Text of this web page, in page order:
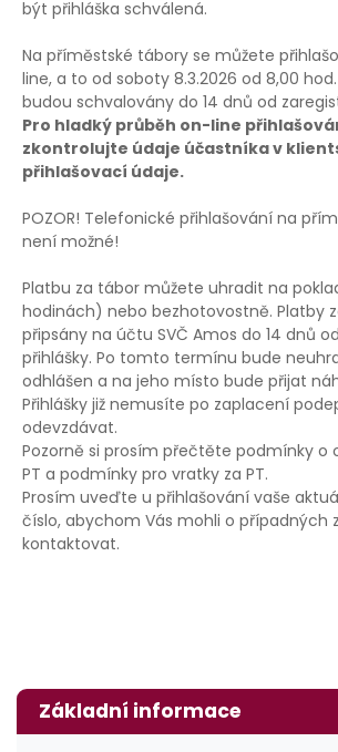
být přihláška schválená.
Na příměstské tábory se můžete
line, a to od soboty 8.3.2026 od 8,00
budou schvalovány do 14 dnů od
Pro hladký průběh on-line
zkontrolujte údaje účastníka v
přihlašovací údaje.
POZOR! Telefonické přihlašování na
není možné!
Platbu za tábor můžete uhradit na
hodinách) nebo bezhotovostně. Platby
připsány na účtu SVČ Amos do 14 dnů
přihlášky. Po tomto termínu bude
odhlášen a na jeho místo bude přijat
Přihlášky již nemusíte po zaplacení
odevzdávat.
Pozorně si prosím přečtěte podmínky o
PT a podmínky pro vratky za PT.
Prosím uveďte u přihlašování vaše
číslo, abychom Vás mohli o případných
kontaktovat.
Základní informace